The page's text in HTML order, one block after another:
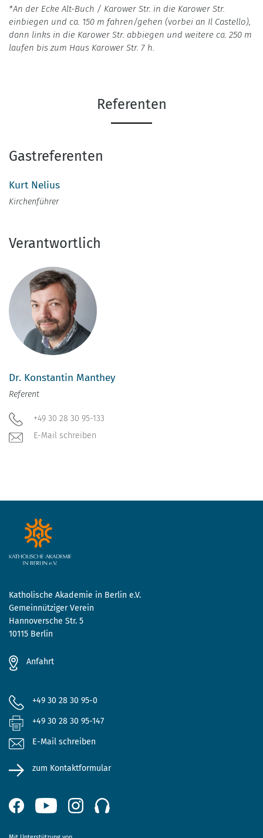
*An der Ecke Alt-Buch / Karower Str. in die Karower Str.
einbiegen und ca. 150 m fahren/gehen (vorbei an Il Castello),
dann links in die Karower Str. abbiegen und weitere ca. 250 m
laufen bis zum Haus Karower Str. 7 h.
Referenten
Gastreferenten
Kurt Nelius
Kirchenführer
Verantwortlich
Dr. Konstantin Manthey
Referent
+49 30 28 30 95-133
E-Mail schreiben
Katholische Akademie in Berlin e.V.
Gemeinnütziger Verein
Hannoversche Str. 5
10115 Berlin
Anfahrt
+49 30 28 30 95-0
+49 30 28 30 95-147
E-Mail schreiben
zum Kontaktformular